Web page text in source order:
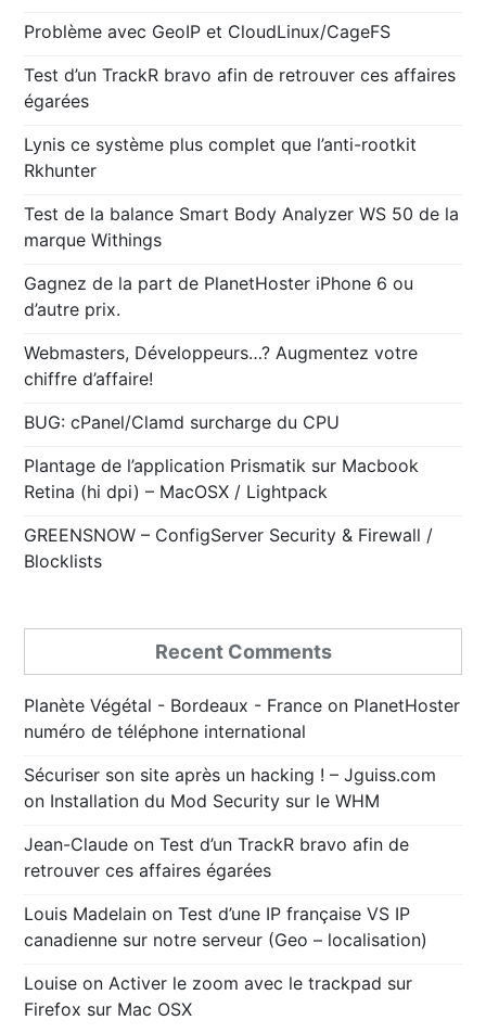
Problème avec GeoIP et CloudLinux/CageFS
Test d’un TrackR bravo afin de retrouver ces affaires
égarées
Lynis ce système plus complet que l’anti-rootkit
Rkhunter
Test de la balance Smart Body Analyzer WS 50 de la
marque Withings
Gagnez de la part de PlanetHoster iPhone 6 ou
d’autre prix.
Webmasters, Développeurs…? Augmentez votre
chiffre d’affaire!
BUG: cPanel/Clamd surcharge du CPU
Plantage de l’application Prismatik sur Macbook
Retina (hi dpi) – MacOSX / Lightpack
GREENSNOW – ConfigServer Security & Firewall /
Blocklists
Recent Comments
Planète Végétal - Bordeaux - France on PlanetHoster
numéro de téléphone international
Sécuriser son site après un hacking ! – Jguiss.com
on Installation du Mod Security sur le WHM
Jean-Claude onTest d’un TrackR bravo afin de
retrouver ces affaires égarées
Louis Madelain onTest d’une IP française VS IP
canadienne sur notre serveur (Geo – localisation)
Louise on Activer le zoom avec le trackpad sur
Firefox sur Mac OSX